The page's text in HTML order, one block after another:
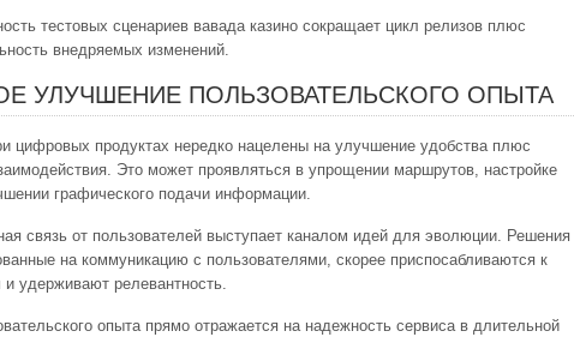
тестовых сценариев вавада казино сокращает цикл релизов плюс
внедряемых изменений.
УЛУЧШЕНИЕ ПОЛЬЗОВАТЕЛЬСКОГО ОПЫТА
цифровых продуктах нередко нацелены на улучшение удобства плюс
Это может проявляться в упрощении маршрутов, настройке
графического подачи информации.
связь от пользователей выступает каналом идей для эволюции. Решения
на коммуникацию с пользователями, скорее приспосабливаются к
удерживают релевантность.
опыта прямо отражается на надежность сервиса в длительной